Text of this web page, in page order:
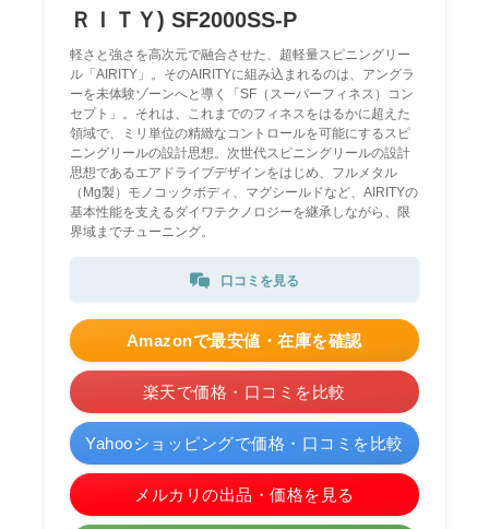
ＲＩＴＹ) SF2000SS-P
軽さと強さを高次元で融合させた、超軽量スピニングリー
ル「AIRITY」。そのAIRITYに組み込まれるのは、アングラ
ーを未体験ゾーンへと導く「SF（スーパーフィネス）コン
セプト」。それは、これまでのフィネスをはるかに超えた
領域で、ミリ単位の精緻なコントロールを可能にするスピ
ニングリールの設計思想。次世代スピニングリールの設計
思想であるエアドライブデザインをはじめ、フルメタル
（Mg製）モノコックボディ、マグシールドなど、AIRITYの
基本性能を支えるダイワテクノロジーを継承しながら、限
界域までチューニング。
口コミを見る
Amazonで最安値・在庫を確認
楽天で価格・口コミを比較
Yahooショッピングで価格・口コミを比較
メルカリの出品・価格を見る